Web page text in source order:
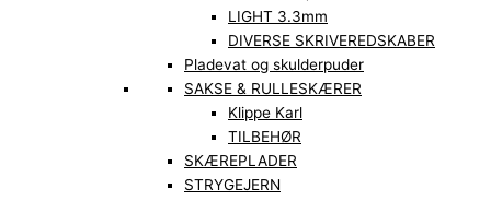
LIGHT 3.3mm
DIVERSE SKRIVEREDSKABER
Pladevat og skulderpuder
SAKSE & RULLESKÆRER
Klippe Karl
TILBEHØR
SKÆREPLADER
STRYGEJERN